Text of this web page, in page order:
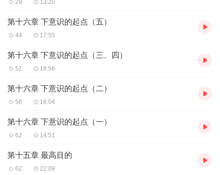
29 13:20
第十六章 下意识的起点（五）
44 17:55
第十六章 下意识的起点（三、四）
51 19:56
第十六章 下意识的起点（二）
56 16:04
第十六章 下意识的起点（一）
62 14:51
第十五章 最高目的
62 22:09